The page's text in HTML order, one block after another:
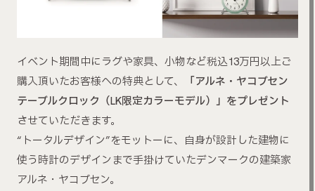
イベント期間中にラグや家具、小物など税込13万円以上ご
購入頂いたお客様への特典として、
「アルネ・ヤコブセン
テーブルクロック（LK限定カラーモデル）」をプレゼント
させていただきます。
“トータルデザイン”をモットーに、自身が設計した建物に
使う時計のデザインまで手掛けていたデンマークの建築家
アルネ・ヤコブセン。